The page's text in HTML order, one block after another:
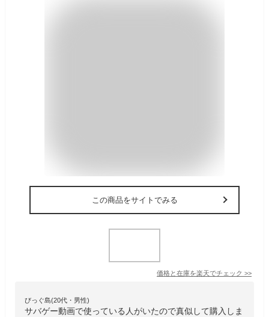
この商品をサイトでみる
価格と在庫を楽天でチェック >>
びっぐ島(20代・男性)
サバゲー動画で使っている人がいたので真似して購入しま